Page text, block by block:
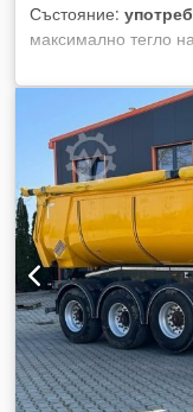
Състояние:
максимално тегло
10/2014, следващ
товарното
пространство:
2 320
пространство:
1
32 m³, размер на
мм, цвят:сребърен
спирачен
Товароносимост 32
повдигаща функция
Плъзгащ се покрив
джанти Сгъваем
повдигане и
грешки.